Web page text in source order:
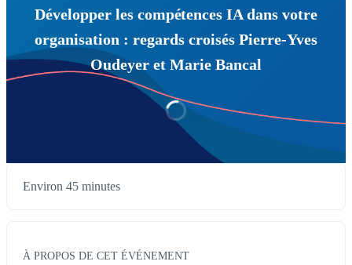
Développer les compétences IA dans votre
organisation : regards croisés Pierre-Yves
Oudeyer et Marie Bancal
Environ 45 minutes
À PROPOS DE CET ÉVÉNEMENT